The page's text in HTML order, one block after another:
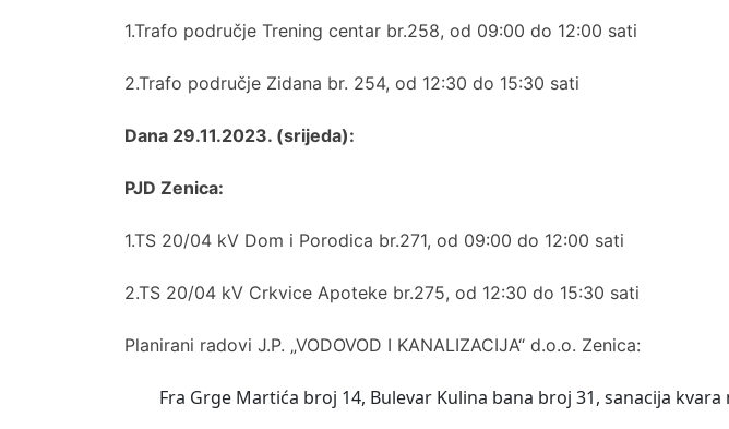
1.Trafo područje Trening centar br.258, od 09:00 do 12:00 sati
2.Trafo područje Zidana br. 254, od 12:30 do 15:30 sati
Dana 29.11.2023. (srijeda):
PJD Zenica:
1.TS 20/04 kV Dom i Porodica br.271, od 09:00 do 12:00 sati
2.TS 20/04 kV Crkvice Apoteke br.275, od 12:30 do 15:30 sati
Planirani radovi J.P. „VODOVOD I KANALIZACIJA“ d.o.o. Zenica:
Fra Grge Martića broj 14, Bulevar Kulina bana broj 31, sanacija